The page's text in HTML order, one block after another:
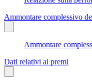
Ammontare complessivo
Ammontare
Dati relativi ai premi